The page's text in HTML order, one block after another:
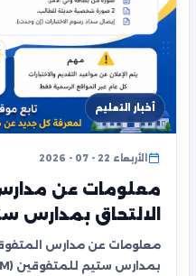
أخبار التعليم
الأربعاء 22 - 07 - 2026
معلومات عن
الالتحاق بمدارس
معلومات عن مدارس